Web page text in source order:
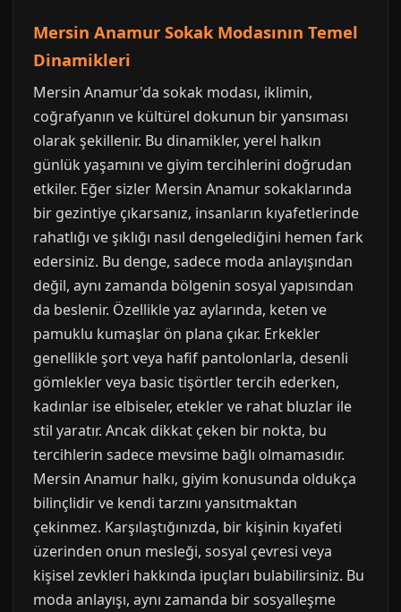
Mersin Anamur Sokak Modasının Temel
Dinamikleri
Mersin Anamur'da sokak modası, iklimin,
coğrafyanın ve kültürel dokunun bir yansıması
olarak şekillenir. Bu dinamikler, yerel halkın
günlük yaşamını ve giyim tercihlerini doğrudan
etkiler. Eğer sizler Mersin Anamur sokaklarında
bir gezintiye çıkarsanız, insanların kıyafetlerinde
rahatlığı ve şıklığı nasıl dengelediğini hemen fark
edersiniz. Bu denge, sadece moda anlayışından
değil, aynı zamanda bölgenin sosyal yapısından
da beslenir. Özellikle yaz aylarında, keten ve
pamuklu kumaşlar ön plana çıkar. Erkekler
genellikle şort veya hafif pantolonlarla, desenli
gömlekler veya basic tişörtler tercih ederken,
kadınlar ise elbiseler, etekler ve rahat bluzlar ile
stil yaratır. Ancak dikkat çeken bir nokta, bu
tercihlerin sadece mevsime bağlı olmamasıdır.
Mersin Anamur halkı, giyim konusunda oldukça
bilinçlidir ve kendi tarzını yansıtmaktan
çekinmez. Karşılaştığınızda, bir kişinin kıyafeti
üzerinden onun mesleği, sosyal çevresi veya
kişisel zevkleri hakkında ipuçları bulabilirsiniz. Bu
moda anlayışı, aynı zamanda bir sosyalleşme